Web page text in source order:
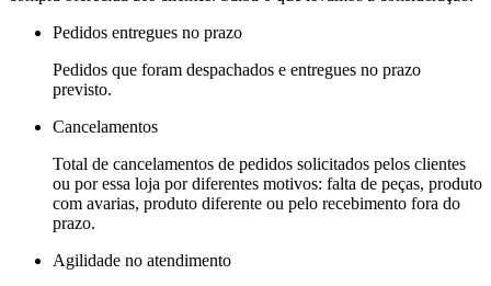
Pedidos entregues no prazo
Pedidos que foram despachados e entregues no prazo
previsto.
Cancelamentos
Total de cancelamentos de pedidos solicitados pelos clientes
ou por essa loja por diferentes motivos: falta de peças, produto
com avarias, produto diferente ou pelo recebimento fora do
prazo.
Agilidade no atendimento